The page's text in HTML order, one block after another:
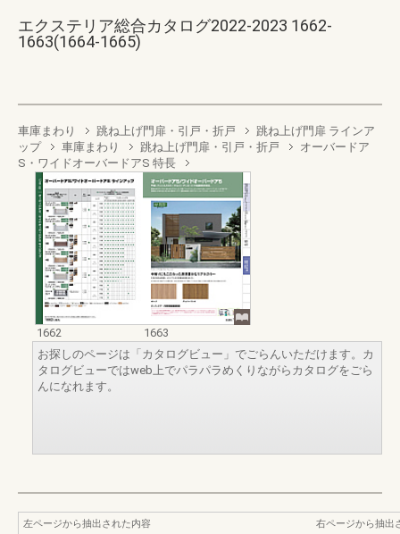
エクステリア総合カタログ2022-2023 1662-
1663(1664-1665)
車庫まわり 跳ね上げ門扉・引戸・折戸
跳ね上げ門扉 ラインア
ップ
車庫まわり 跳ね上げ門扉・引戸・折戸
オーバードア
S・ワイドオーバードアS 特長
1662
1663
お探しのページは「カタログビュー」でごらんいただけます。カ
タログビューではweb上でパラパラめくりながらカタログをごら
んになれます。
左ページから抽出された内容
右ページから抽出